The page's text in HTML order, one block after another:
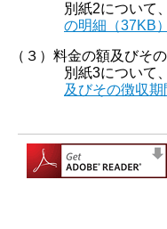
別紙2について
の明細（37KB）
（３）料金の額及びそ
別紙3について
及びその徴収期